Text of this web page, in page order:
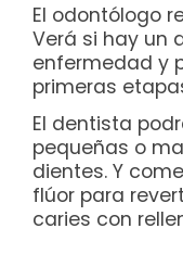
El odontólogo
Verá si hay un
enfermedad y
primeras
El dentista
pequeñas o
dientes. Y
flúor para
caries con